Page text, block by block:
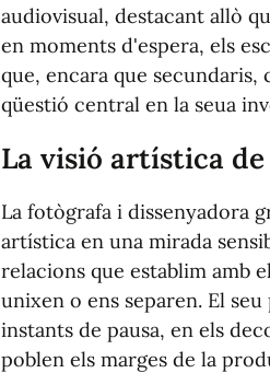
audiovisual, destacant allò
en moments d'espera, els
que, encara que
qüestió central en la seua
La visió artística
La fotògrafa i dissenyadora
artística en una mirada
relacions que establim amb
unixen o ens separen. El
instants de pausa, en els
poblen els marges de la